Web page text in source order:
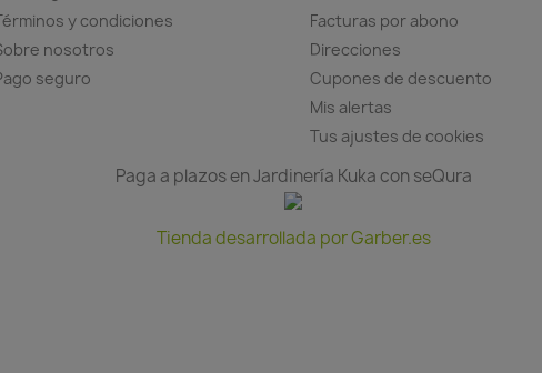
y condiciones
nosotros
seguro
Facturas por abono
Direcciones
Cupones de descuento
Mis alertas
Tus ajustes de cookies
Paga a plazos en Jardinería Kuka con seQura
Tienda desarrollada por Garber.es